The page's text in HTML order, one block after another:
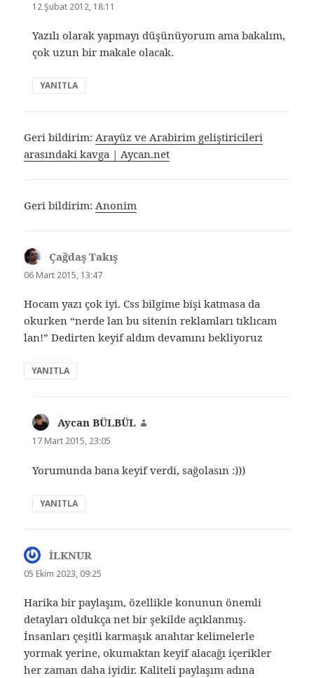
12 Şubat 2012, 18:11
Yazılı olarak yapmayı düşünüyorum ama bakalım,
çok uzun bir makale olacak.
YANITLA
Geri bildirim:Arayüz ve Arabirim geliştiricileri
arasındaki kavga | Aycan.net
Geri bildirim:Anonim
Çağdaş Takış
06 Mart 2015, 13:47
Hocam yazı çok iyi. Css bilgime bişi katmasa da
okurken “nerde lan bu sitenin reklamları tıklıcam
lan!” Dedirten keyif aldım devamını bekliyoruz
YANITLA
Aycan BÜLBÜL
17 Mart 2015, 23:05
Yorumunda bana keyif verdi, sağolasın :)))
YANITLA
İLKNUR
ki:
05 Ekim 2023, 09:25
Harika bir paylaşım, özellikle konunun önemli
detayları oldukça net bir şekilde açıklanmış.
İnsanları çeşitli karmaşık anahtar kelimelerle
yormak yerine, okumaktan keyif alacağı içerikler
her zaman daha iyidir. Kaliteli paylaşım adına